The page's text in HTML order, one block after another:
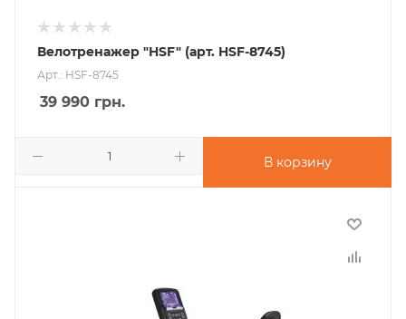
Велотренажер "HSF" (арт. HSF-8745)
Арт.: HSF-8745
39 990 грн.
В корзину